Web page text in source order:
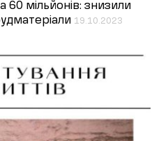
60 мільйонів: знизили
19.10.2023